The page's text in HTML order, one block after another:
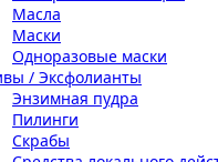
Масла
Маски
Одноразовые маски
/ Эксфолианты
Энзимная пудра
Пилинги
Скрабы